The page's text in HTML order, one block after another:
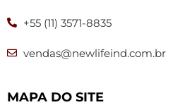
+55 (11) 3571-8835
vendas@newlifeind.com.br
MAPA DO SITE